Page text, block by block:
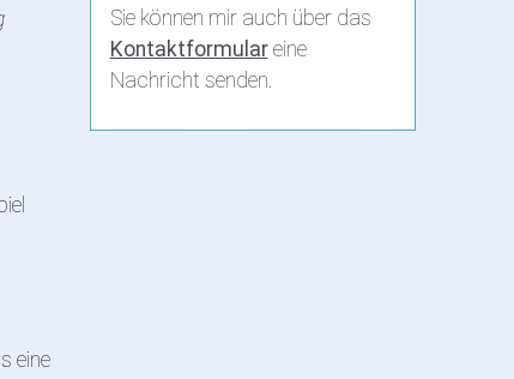
eine
Sie können mir auch über das
Kontaktformulareine
Nachricht senden.